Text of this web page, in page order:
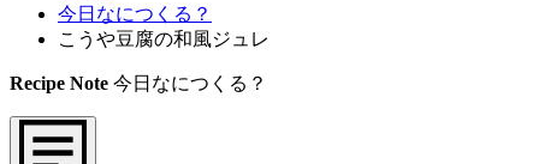
今日なにつくる？
こうや豆腐の和風ジュレ
Recipe Note 今日なにつくる？